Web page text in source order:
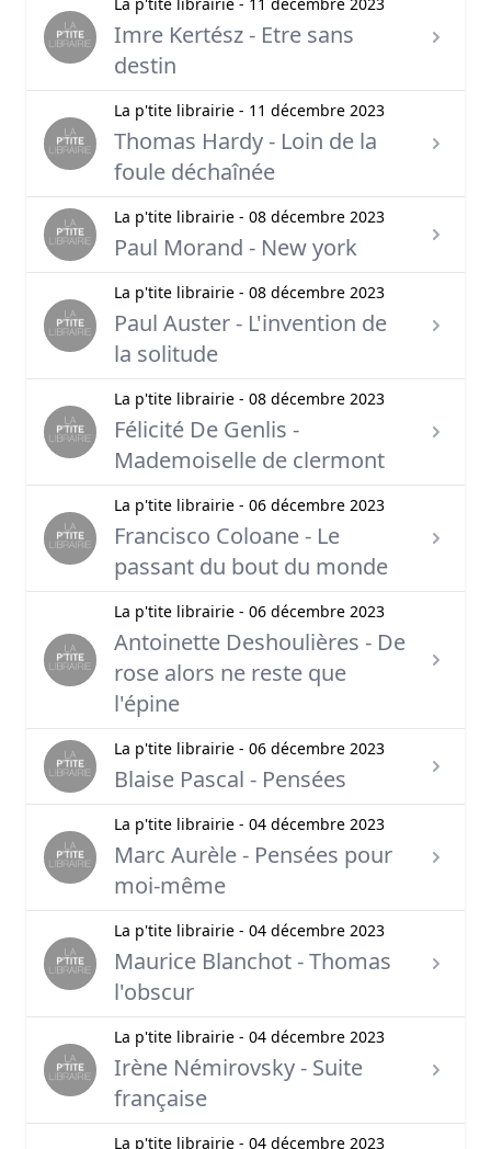
Imre Kertész - Etre sans
destin
La p'tite librairie - 11 décembre 2023
Thomas Hardy - Loin de la
foule déchaînée
La p'tite librairie - 08 décembre 2023
Paul Morand - New york
La p'tite librairie - 08 décembre 2023
Paul Auster - L'invention de
la solitude
La p'tite librairie - 08 décembre 2023
Félicité De Genlis -
Mademoiselle de clermont
La p'tite librairie - 06 décembre 2023
Francisco Coloane - Le
passant du bout du monde
La p'tite librairie - 06 décembre 2023
Antoinette Deshoulières - De
rose alors ne reste que
l'épine
La p'tite librairie - 06 décembre 2023
Blaise Pascal - Pensées
La p'tite librairie - 04 décembre 2023
Marc Aurèle - Pensées pour
moi-même
La p'tite librairie - 04 décembre 2023
Maurice Blanchot - Thomas
l'obscur
La p'tite librairie - 04 décembre 2023
Irène Némirovsky - Suite
française
La p'tite librairie - 04 décembre 2023